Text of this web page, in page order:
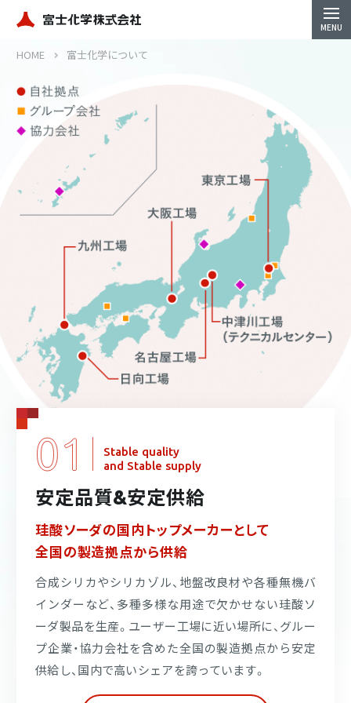
HOME 富士化学について
01
Stable quality
and Stable supply
安定品質&安定供給
珪酸ソーダの国内トップメーカーとして
全国の製造拠点から供給
合成シリカやシリカゾル、地盤改良材や各種無機バ
インダーなど、多種多様な用途で欠かせない珪酸ソ
ーダ製品を生産。ユーザー工場に近い場所に、グルー
プ企業・協力会社を含めた全国の製造拠点から安定
供給し、国内で高いシェアを誇っています。